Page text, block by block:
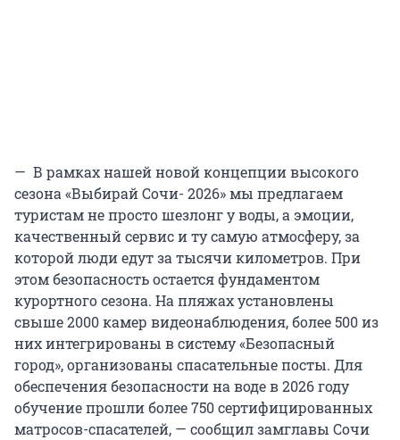
— В рамках нашей новой концепции высокого
сезона «Выбирай Сочи- 2026» мы предлагаем
туристам не просто шезлонг у воды, а эмоции,
качественный сервис и ту самую атмосферу, за
которой люди едут за тысячи километров. При
этом безопасность остается фундаментом
курортного сезона. На пляжах установлены
свыше 2000 камер видеонаблюдения, более 500 из
них интегрированы в систему «Безопасный
город», организованы спасательные посты. Для
обеспечения безопасности на воде в 2026 году
обучение прошли более 750 сертифицированных
матросов-спасателей, — сообщил замглавы Сочи